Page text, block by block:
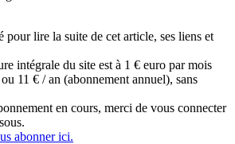
pour lire la suite de cet article, ses liens et
intégrale du site est à 1 € euro par mois
11 € / an (abonnement annuel), sans
en cours, merci de vous connecter
abonner ici.